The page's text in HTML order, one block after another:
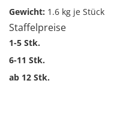
Gewicht: 1.6 kg je Stück
Staffelpreise
1-5 Stk.
6-11 Stk.
ab 12 Stk.